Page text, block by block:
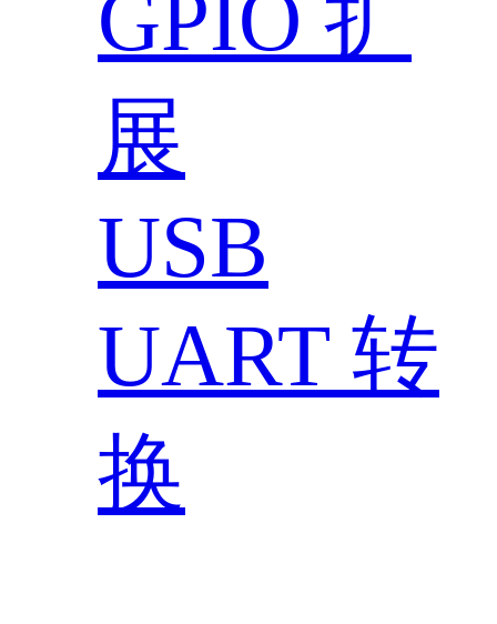
GPIO 扩
展
USB
UART 转
换